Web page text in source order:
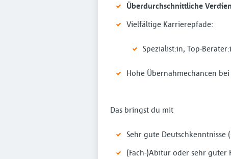
Überdurchschnittliche
Vielfältige Karrierepfade:
Spezialist:in, Top-
Hohe Übernahmechancen
Das bringst du mit
Sehr gute Deutschkenntnisse
(Fach-)Abitur oder sehr guter